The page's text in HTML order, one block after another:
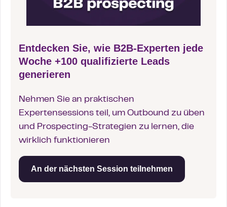
Entdecken Sie, wie B2B-Experten jede
Woche +100 qualifizierte Leads
generieren
Nehmen Sie an praktischen
Expertensessions teil, um Outbound zu üben
und Prospecting-Strategien zu lernen, die
wirklich funktionieren
An der nächsten Session teilnehmen